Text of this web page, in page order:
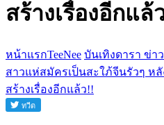
สร้างเรื่องอีกแล้
หน้าแรกTeeNee บันเทิงดารา ข่า
สาวแห่สมัครเป็นสะใภ้จีนรัวๆ ห
สร้างเรื่องอีกแล้ว!!